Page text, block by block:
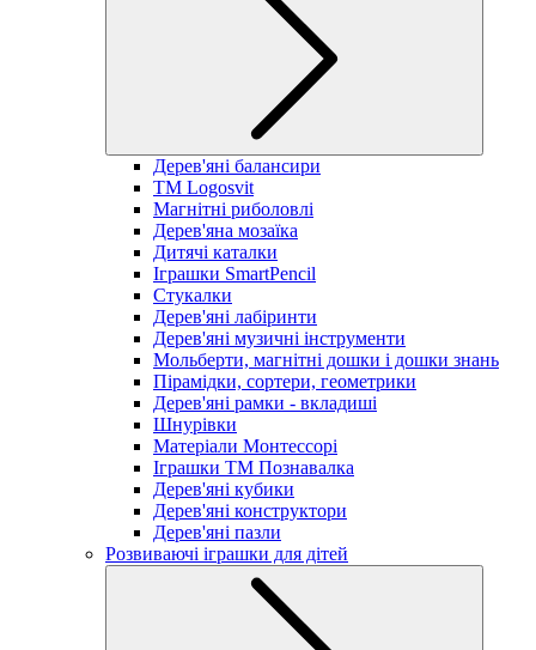
Дерев'яні балансири
TM Logosvit
Магнітні риболовлі
Дерев'яна мозаїка
Дитячі каталки
Іграшки SmartPencil
Стукалки
Дерев'яні лабіринти
Дерев'яні музичні інструменти
Мольберти, магнітні дошки і дошки знань
Пірамідки, сортери, геометрики
Дерев'яні рамки - вкладиші
Шнурівки
Матеріали Монтессорі
Іграшки ТМ Познавалка
Дерев'яні кубики
Дерев'яні конструктори
Дерев'яні пазли
Розвиваючі іграшки для дітей